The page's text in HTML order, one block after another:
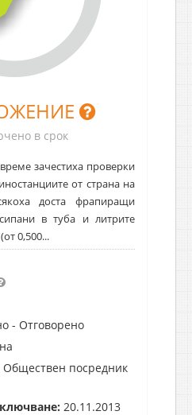
в срок
зачестиха проверки
от страна на
доста фрапиращи
в туба и литрите
0,500...
- Отговорено
Обществен посредник
20.11.2013